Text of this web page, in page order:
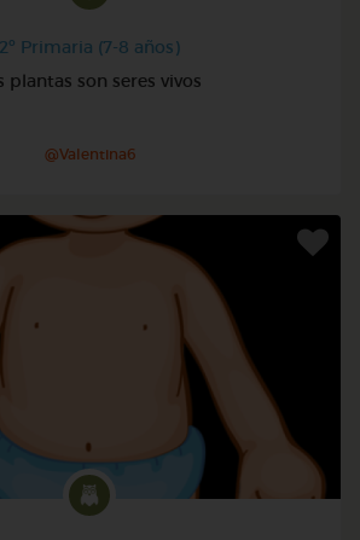
2º Primaria (7-8 años)
plantas son seres vivos
@Valentina6